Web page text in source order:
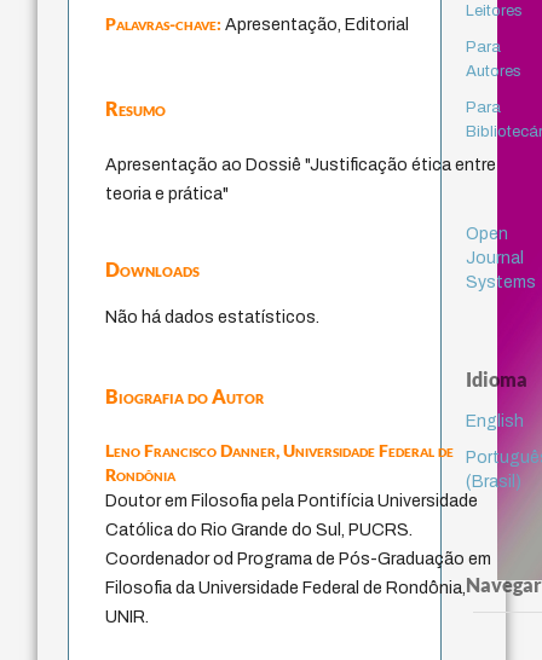
Palavras-chave:Apresentação, Editorial
Resumo
Apresentação ao Dossiê "Justificação ética entre
teoria e prática"
Downloads
Não há dados estatísticos.
Biografia do Autor
Leno Francisco Danner,Universidade Federal de
Rondônia
Doutor em Filosofia pela Pontifícia Universidade
Católica do Rio Grande do Sul, PUCRS.
Coordenador od Programa de Pós-Graduação em
Filosofia da Universidade Federal de Rondônia,
UNIR.
Leitores
Para
Autores
Para
Open
Journal
Systems
Idioma
English
(Brasil)
Navegar